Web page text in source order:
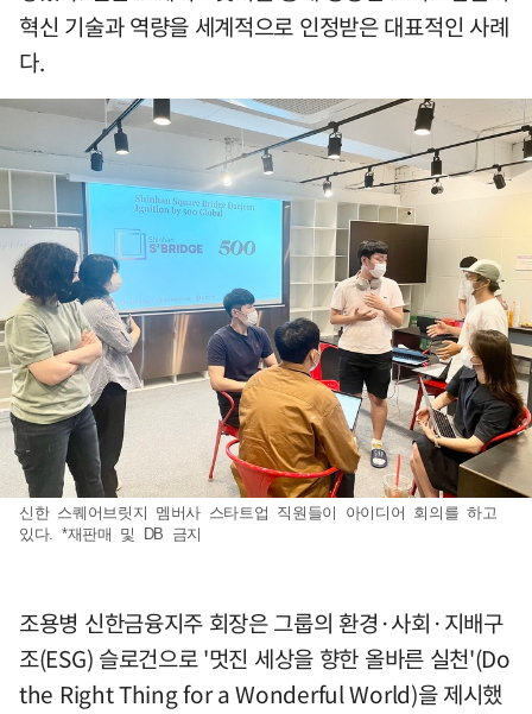
혁신 기술과 역량을 세계적으로 인정받은 대표적인 사례
다.
신한 스퀘어브릿지 멤버사 스타트업 직원들이 아이디어 회의를 하고
있다. *재판매 및 DB 금지
조용병 신한금융지주 회장은 그룹의 환경·사회·지배구
조(ESG) 슬로건으로 '멋진 세상을 향한 올바른 실천'(Do
the Right Thing for a Wonderful World)을 제시했